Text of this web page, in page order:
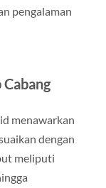
pengalaman
menawarkan
dengan
meliputi